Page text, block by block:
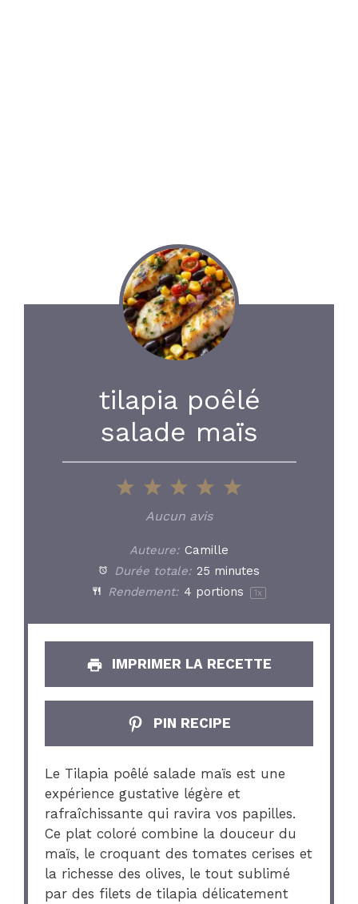
tilapia poêlé
salade maïs
5
4
3
Stars
2
Stars
1
Star
Aucun avis
Auteure: Camille
Durée totale: 25 minutes
Rendement: 4 portions 1x
IMPRIMER LA RECETTE
PIN RECIPE
Le Tilapia poêlé salade maïs est une
expérience gustative légère et
rafraîchissante qui ravira vos papilles.
Ce plat coloré combine la douceur du
maïs, le croquant des tomates cerises et
la richesse des olives, le tout sublimé
par des filets de tilapia délicatement